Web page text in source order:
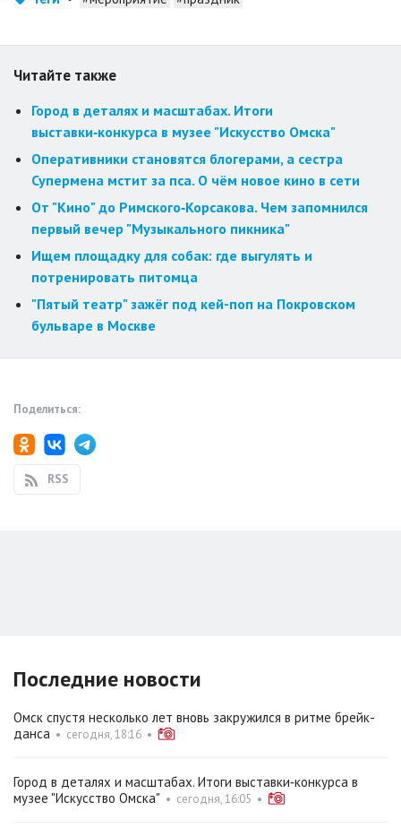
Читайте также
Город в деталях и масштабах. Итоги
выставки‑конкурса в музее "Искусство Омска"
Оперативники становятся блогерами, а сестра
Супермена мстит за пса. О чём новое кино в сети
От "Кино" до Римского‑Корсакова. Чем запомнился
первый вечер "Музыкального пикника"
Ищем площадку для собак: где выгулять и
потренировать питомца
"Пятый театр" зажёг под кей-поп на Покровском
бульваре в Москве
Поделиться:
RSS
Последние новости
Омск спустя несколько лет вновь закружился в ритме брейк-
данса • сегодня, 18:16 •
Город в деталях и масштабах. Итоги выставки‑конкурса в
музее "Искусство Омска" • сегодня, 16:05 •